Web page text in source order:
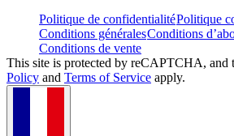
Politique de confidentialitéPolitique
Conditions généralesConditions
Conditions de vente
This site is protected by reCAPTCHA, and
Policy and Terms of Service apply.